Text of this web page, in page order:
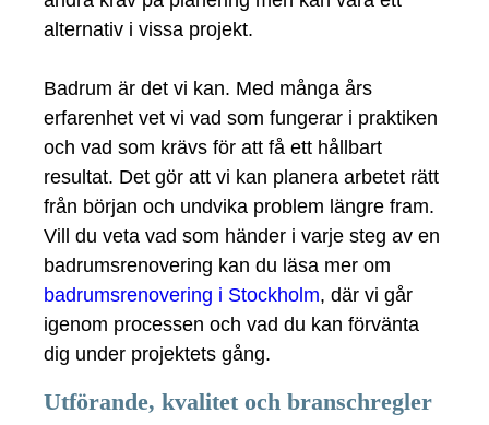
alternativ i vissa projekt.
Badrum är det vi kan. Med många års
erfarenhet vet vi vad som fungerar i praktiken
och vad som krävs för att få ett hållbart
resultat. Det gör att vi kan planera arbetet rätt
från början och undvika problem längre fram.
Vill du veta vad som händer i varje steg av en
badrumsrenovering kan du läsa mer om
badrumsrenovering i Stockholm, där vi går
igenom processen och vad du kan förvänta
dig under projektets gång.
Utförande, kvalitet och branschregler